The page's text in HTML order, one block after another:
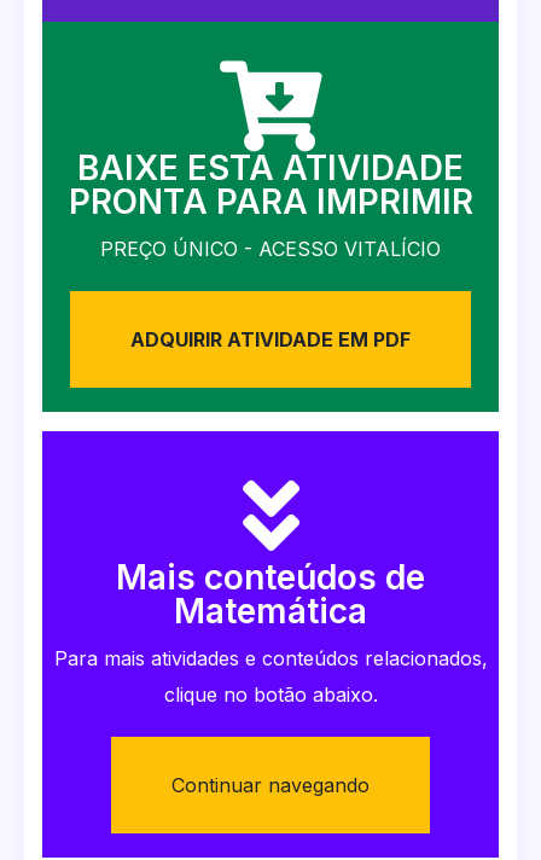
BAIXE ESTA ATIVIDADE
PRONTA PARA IMPRIMIR
PREÇO ÚNICO - ACESSO VITALÍCIO
ADQUIRIR ATIVIDADE EM PDF
Mais conteúdos de
Matemática
Para mais atividades e conteúdos relacionados,
clique no botão abaixo.
Continuar navegando